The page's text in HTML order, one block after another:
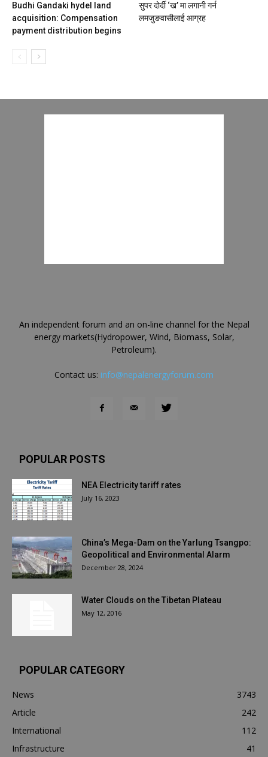
Budhi Gandaki hydel land
acquisition: Compensation
payment distribution begins
सुपर दोर्दी ‘ख’ मा लगानी गर्न
लमजुङवासीलाई आग्रह
An independent forum and an on-line channel for the Nepal
energy markets(Hydropower, Wind, Biomass, Solar,
Petroleum).
Contact us: info@nepalenergyforum.com
POPULAR POSTS
NEA Electricity tariff rates
July 16, 2023
China’s Mega-Dam on the Yarlung Tsangpo:
Geopolitical and Environmental Alarm
December 28, 2024
Water Clouds on the Tibetan Plateau
May 12, 2016
POPULAR CATEGORY
News
3743
Article
242
International
112
Infrastructure
41